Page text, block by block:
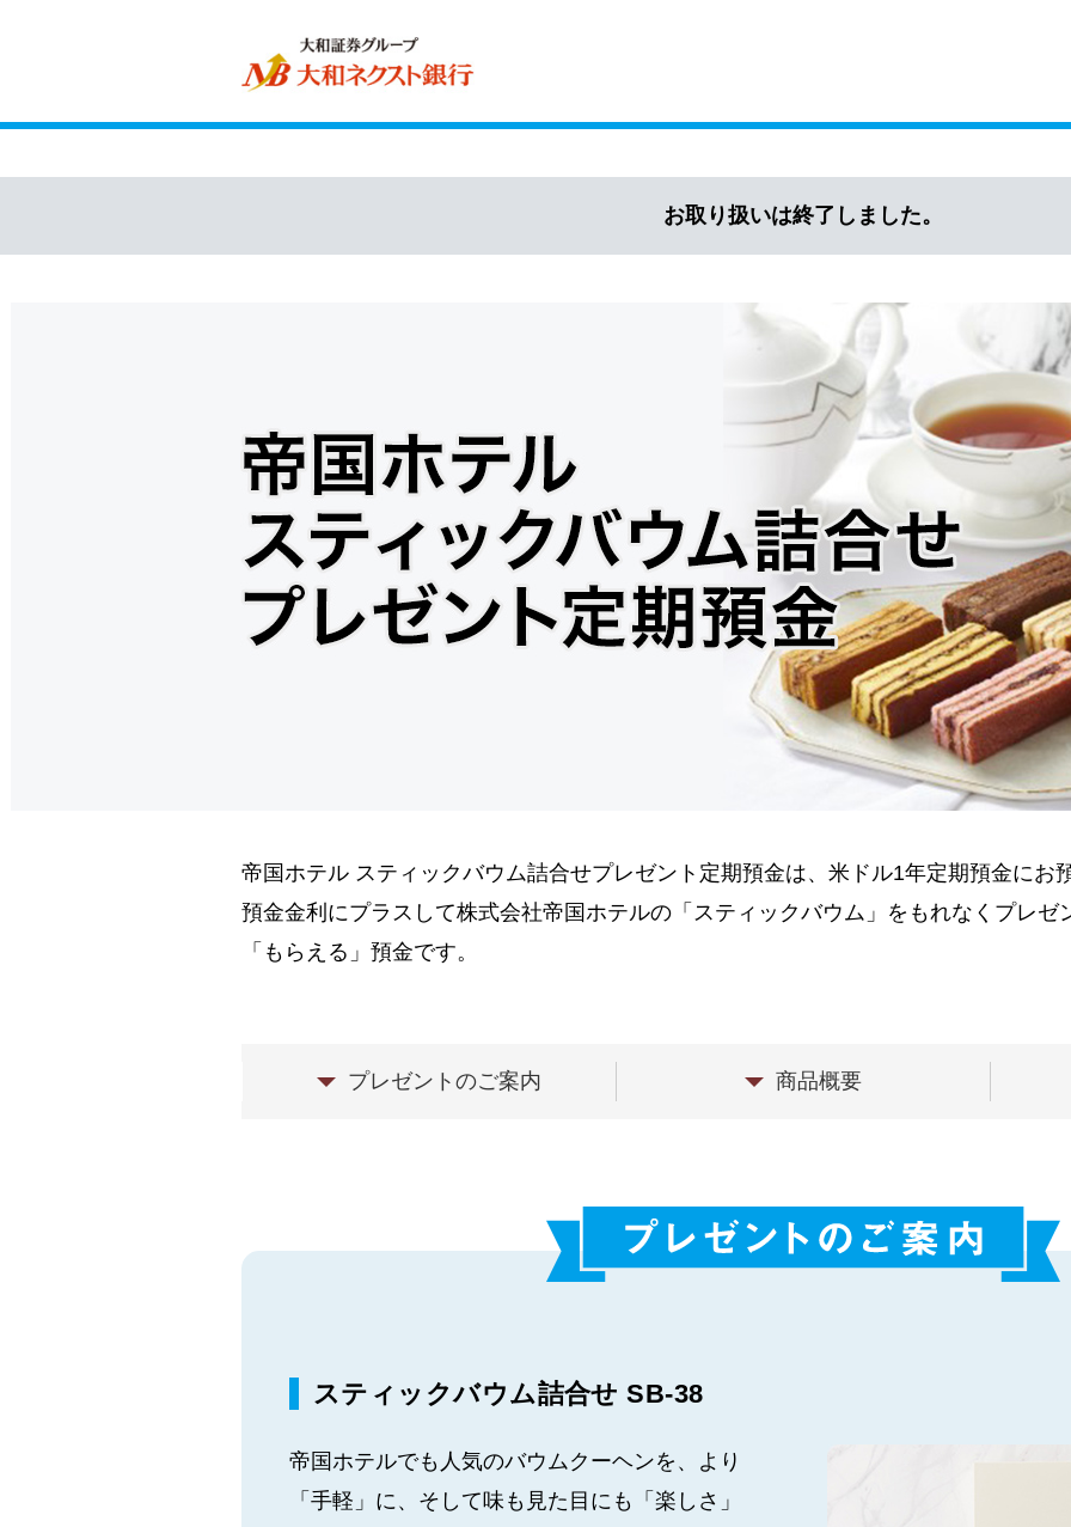
お取り扱いは終了しました。
帝国ホテル スティックバウム詰合せプレゼント定期預金は、米ドル1年定期預金にお
預金金利にプラスして株式会社帝国ホテルの「スティックバウム」をもれなくプレゼ
「もらえる」預金です。
プレゼントのご案内 商品概要
スティックバウム詰合せ SB-38
帝国ホテルでも人気のバウムクーヘンを、より
「手軽」に、そして味も見た目にも「楽しさ」